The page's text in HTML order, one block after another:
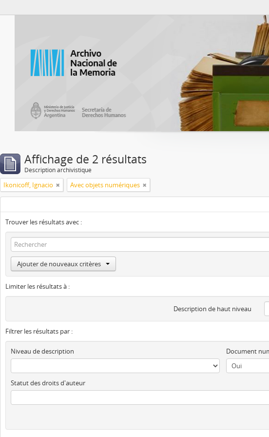
Affichage de 2 résultats
Description archivistique
Ikonicoff, Ignacio Avec objets numériques
Trouver les résultats avec :
Ajouter de nouveaux critères
Limiter les résultats à :
Description de haut niveau
Filtrer les résultats par :
Niveau de description Document
Statut des droits d'auteur